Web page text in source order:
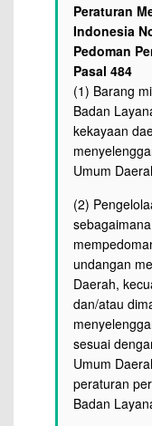
Peraturan
Indonesia
Pedoman
Pasal 484
(1) Barang
Badan
kekayaan
Umum
(2)
undangan
Daerah,
dan/atau
sesuai
Umum
peraturan
Badan